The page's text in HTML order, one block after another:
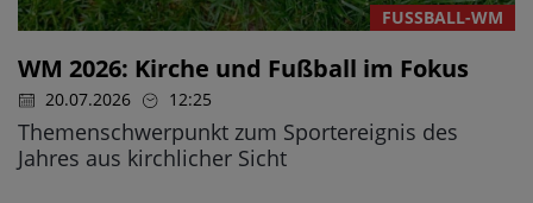
FUSSBALL-WM
WM 2026: Kirche und Fußball im Fokus
20.07.2026 12:25
Themenschwerpunkt zum Sportereignis des
Jahres aus kirchlicher Sicht